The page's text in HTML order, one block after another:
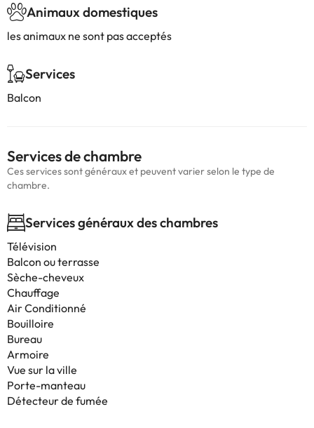
Animaux domestiques
les animaux ne sont pas acceptés
Services
Balcon
Services de chambre
Ces services sont généraux et peuvent varier selon le type de
chambre.
Services généraux des chambres
Télévision
Balcon ou terrasse
Sèche-cheveux
Chauffage
Air Conditionné
Bouilloire
Bureau
Armoire
Vue sur la ville
Porte-manteau
Détecteur de fumée